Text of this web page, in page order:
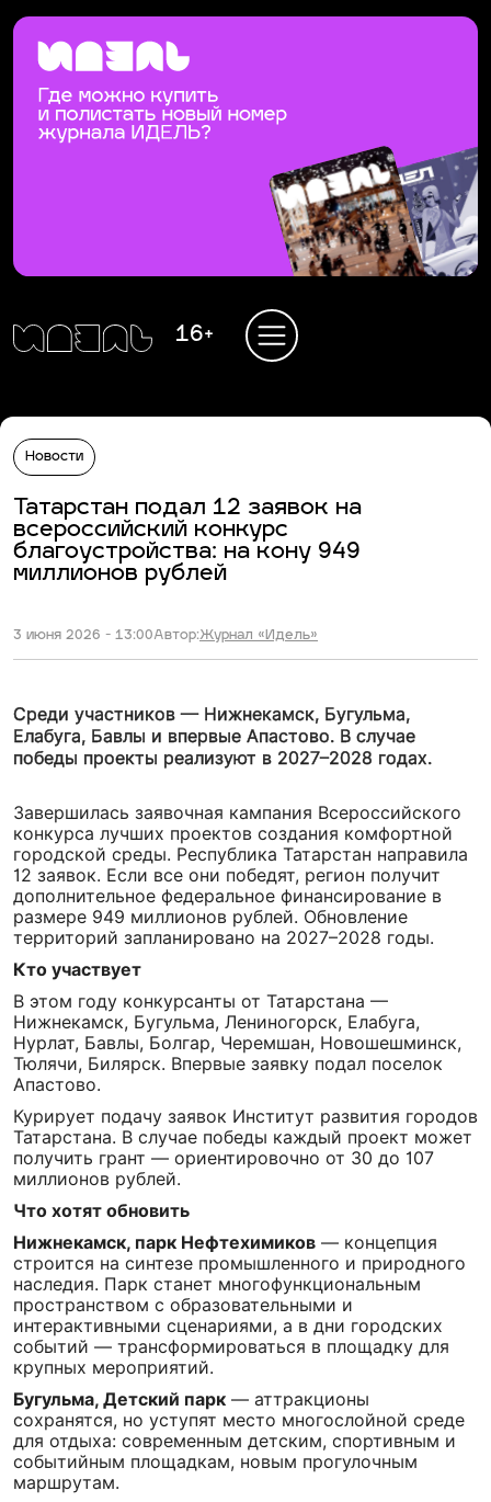
16+
Новости
Татарстан подал 12 заявок на
всероссийский конкурс
благоустройства: на кону 949
миллионов рублей
3 июня 2026 - 13:00Автор:Журнал «Идель»
Среди участников — Нижнекамск, Бугульма,
Елабуга, Бавлы и впервые Апастово. В случае
победы проекты реализуют в 2027–2028 годах.
Завершилась заявочная кампания Всероссийского
конкурса лучших проектов создания комфортной
городской среды. Республика Татарстан направила
12 заявок. Если все они победят, регион получит
дополнительное федеральное финансирование в
размере 949 миллионов рублей. Обновление
территорий запланировано на 2027–2028 годы.
Кто участвует
В этом году конкурсанты от Татарстана —
Нижнекамск, Бугульма, Лениногорск, Елабуга,
Нурлат, Бавлы, Болгар, Черемшан, Новошешминск,
Тюлячи, Билярск. Впервые заявку подал поселок
Апастово.
Курирует подачу заявок Институт развития городов
Татарстана. В случае победы каждый проект может
получить грант — ориентировочно от 30 до 107
миллионов рублей.
Что хотят обновить
Нижнекамск, парк Нефтехимиков — концепция
строится на синтезе промышленного и природного
наследия. Парк станет многофункциональным
пространством с образовательными и
интерактивными сценариями, а в дни городских
событий — трансформироваться в площадку для
крупных мероприятий.
Бугульма, Детский парк — аттракционы
сохранятся, но уступят место многослойной среде
для отдыха: современным детским, спортивным и
событийным площадкам, новым прогулочным
маршрутам.